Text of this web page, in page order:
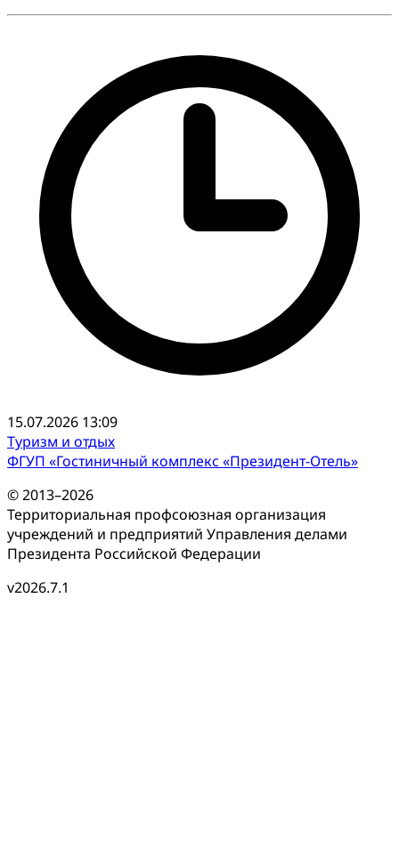
15.07.2026 13:09
Туризм и отдых
ФГУП «Гостиничный комплекс «Президент-Отель»
© 2013–2026
Территориальная профсоюзная организация
учреждений и предприятий Управления делами
Президента Российской Федерации
v2026.7.1